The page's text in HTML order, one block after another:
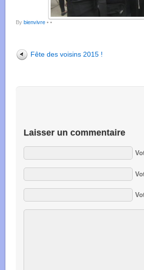
Bybienvivre • •
Fête des voisins 2015 !
Laisser un commentaire